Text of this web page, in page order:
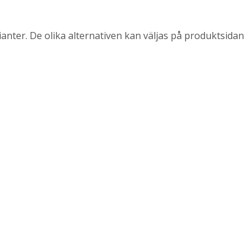
De olika alternativen kan väljas på produktsidan